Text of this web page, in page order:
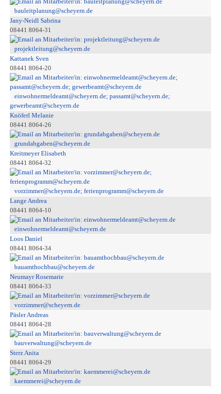
bauleitplanung@scheyern.de
Jany-Neidl Sabrina
08441 8064-31
projektleitung@scheyern.de
Kattanek Sven
08441 8064-20
einwohnermeldeamt@scheyern.de; passamt@scheyern.de;
gewerbeamt@scheyern.de
Knöferl Melanie
08441 8064-26
grundabgaben@scheyern.de
Kreitmeyer Elisabeth
08441 8064-32
vorzimmer@scheyern.de; ferienprogramm@scheyern.de
Lange Andrea
08441 8064-10
einwohnermeldeamt@scheyern.de
Loos Daniel
08441 8064-34
bauamthochbau@scheyern.de
Neumayr Rosemarie
08441 8064-33
vorzimmer@scheyern.de
Päsler Andreas
08441 8064-28
bauverwaltung@scheyern.de
Sterz Anita
08441 8064-29
kaemmerei@scheyern.de